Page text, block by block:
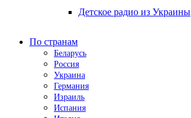
Детское радио из Украины
По странам
Беларусь
Россия
Украина
Германия
Израиль
Испания